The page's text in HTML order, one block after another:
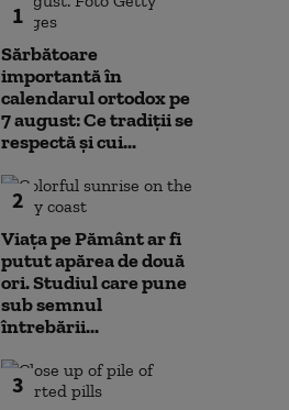
1
Sărbătoare
importantă în
calendarul ortodox pe
7 august: Ce tradiții se
respectă și cui...
2
Viața pe Pământ ar fi
putut apărea de două
ori. Studiul care pune
sub semnul
întrebării...
3